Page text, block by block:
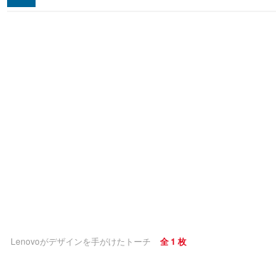
Lenovoがデザインを手がけたトーチ 全 1 枚